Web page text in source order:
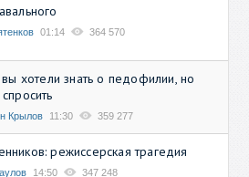
01:14 364 570
вы хотели знать о педофилии, но
Крылов 11:30 359 277
режиссерская трагедия
14:50 347 248